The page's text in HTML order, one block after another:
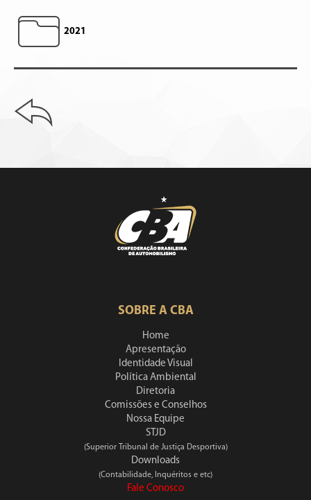
2021
SOBRE A CBA
Home
Apresentação
Identidade Visual
Política Ambiental
Diretoria
Comissões e Conselhos
Nossa Equipe
STJD
(Superior Tribunal de Justiça Desportiva)
Downloads
(Contabilidade, Inquéritos e etc)
Fale Conosco